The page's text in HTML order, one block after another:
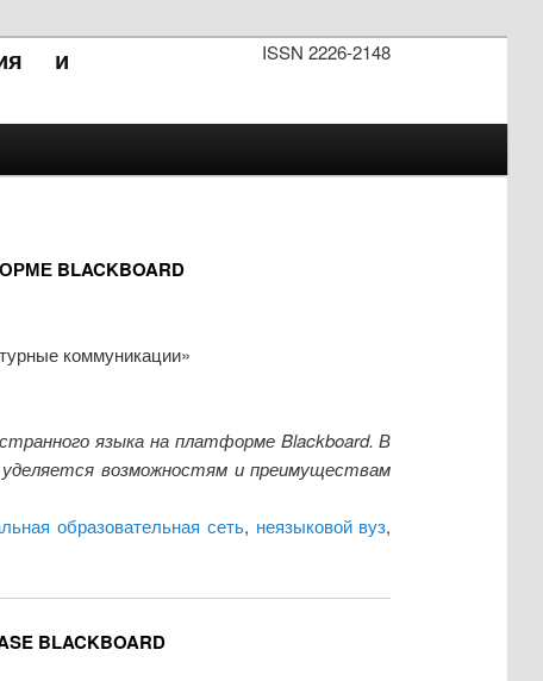
ISSN 2226-2148
и
BLACKBOARD
коммуникации»
языка на платформе Blackboard. В
возможностям и преимуществам
образовательная сеть, неязыковой вуз,
BLACKBOARD